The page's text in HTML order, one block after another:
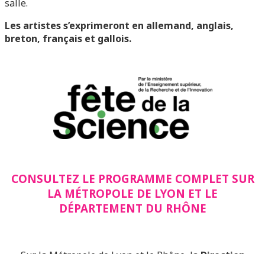
salle.
Les artistes s’exprimeront en allemand, anglais,
breton, français et gallois.
CONSULTEZ LE PROGRAMME COMPLET SUR
LA MÉTROPOLE DE LYON ET LE
DÉPARTEMENT DU RHÔNE